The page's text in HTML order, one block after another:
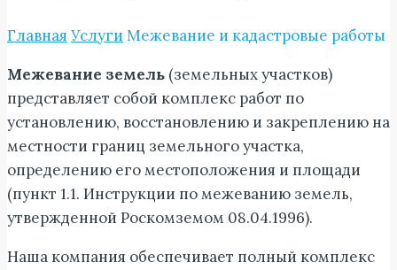
Главная Услуги Межевание и кадастровые работы
Межевание земель (земельных участков)
представляет собой комплекс работ по
установлению, восстановлению и закреплению на
местности границ земельного участка,
определению его местоположения и площади
(пункт 1.1. Инструкции по межеванию земель,
утвержденной Роскомземом 08.04.1996).
Наша компания обеспечивает полный комплекс